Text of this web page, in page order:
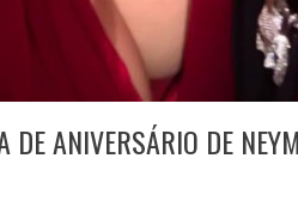
DE ANIVERSÁRIO DE